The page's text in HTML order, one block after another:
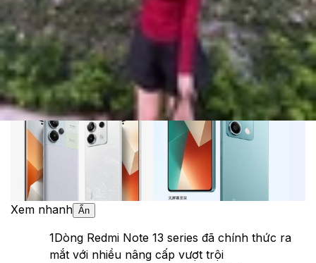
Cập nhật: 24/05/2026
Theo dõi XTMobile trên
Xem nhanh Ẩn
1Dòng Redmi Note 13 series đã chính thức ra
mắt với nhiều nâng cấp vượt trội